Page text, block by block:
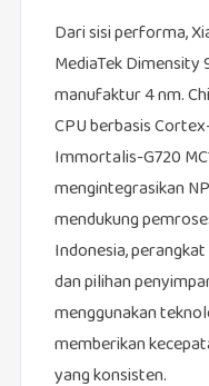
Dari sisi performa,
MediaTek
manufaktur 4 nm.
CPU berbasis
Immortalis-G720
mengintegrasikan
mendukung
Indonesia,
dan pilihan
menggunakan
memberikan
yang konsisten.